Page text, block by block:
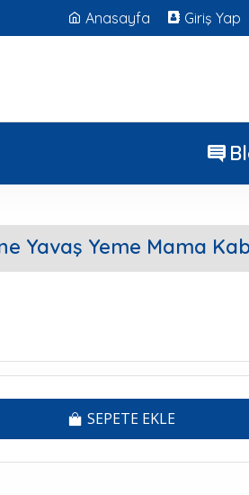
Anasayfa Giriş Yap
Yavaş Yeme Mama
SEPETE EKLE